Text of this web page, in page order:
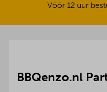
Vóór 12 uur
BBQenzo.nl